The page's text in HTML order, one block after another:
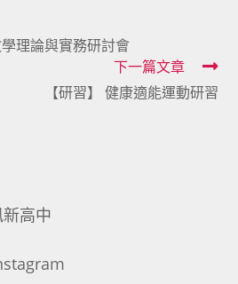
理論與實務研討會
下一篇文章
【研習】 健康適能運動研習
高中